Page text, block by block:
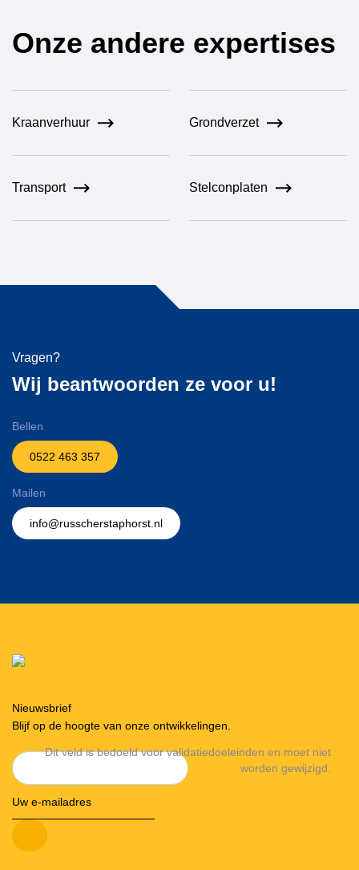
Onze andere expertises
Kraanverhuur
Transport
Grondverzet
Stelconplaten
Vragen?
Wij beantwoorden ze voor u!
Bellen
0522 463 357
Mailen
info@russcherstaphorst.nl
Nieuwsbrief
Blijf op de hoogte van onze ontwikkelingen.
Dit veld is bedoeld voor validatiedoeleinden en moet niet
worden gewijzigd.